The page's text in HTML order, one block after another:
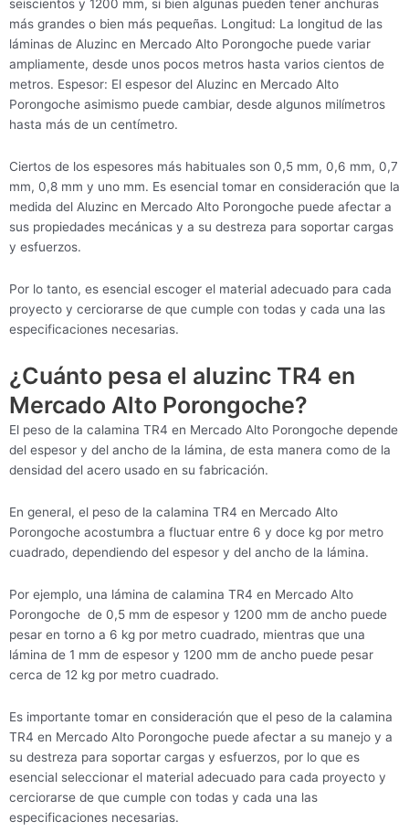
seiscientos y 1200 mm, si bien algunas pueden tener anchuras
más grandes o bien más pequeñas. Longitud: La longitud de las
láminas de Aluzinc en Mercado Alto Porongoche puede variar
ampliamente, desde unos pocos metros hasta varios cientos de
metros. Espesor: El espesor del Aluzinc en Mercado Alto
Porongoche asimismo puede cambiar, desde algunos milímetros
hasta más de un centímetro.
Ciertos de los espesores más habituales son 0,5 mm, 0,6 mm, 0,7
mm, 0,8 mm y uno mm. Es esencial tomar en consideración que la
medida del Aluzinc en Mercado Alto Porongoche puede afectar a
sus propiedades mecánicas y a su destreza para soportar cargas
y esfuerzos.
Por lo tanto, es esencial escoger el material adecuado para cada
proyecto y cerciorarse de que cumple con todas y cada una las
especificaciones necesarias.
¿Cuánto pesa el aluzinc TR4 en
Mercado Alto Porongoche?
El peso de la calamina TR4 en Mercado Alto Porongoche depende
del espesor y del ancho de la lámina, de esta manera como de la
densidad del acero usado en su fabricación.
En general, el peso de la calamina TR4 en Mercado Alto
Porongoche acostumbra a fluctuar entre 6 y doce kg por metro
cuadrado, dependiendo del espesor y del ancho de la lámina.
Por ejemplo, una lámina de calamina TR4 en Mercado Alto
Porongoche de 0,5 mm de espesor y 1200 mm de ancho puede
pesar en torno a 6 kg por metro cuadrado, mientras que una
lámina de 1 mm de espesor y 1200 mm de ancho puede pesar
cerca de 12 kg por metro cuadrado.
Es importante tomar en consideración que el peso de la calamina
TR4 en Mercado Alto Porongoche puede afectar a su manejo y a
su destreza para soportar cargas y esfuerzos, por lo que es
esencial seleccionar el material adecuado para cada proyecto y
cerciorarse de que cumple con todas y cada una las
especificaciones necesarias.